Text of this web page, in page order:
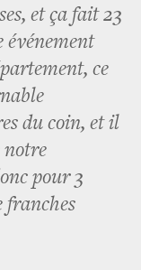
et ça fait 23
événement
ce
du coin, et il
notre
pour 3
franches